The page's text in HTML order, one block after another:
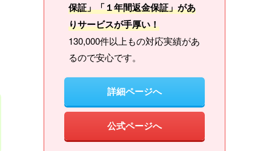
保証」「１年間返金保証」があ
りサービスが手厚い！
130,000件以上もの対応実績があ
るので安心です。
詳細ページへ
公式ページへ